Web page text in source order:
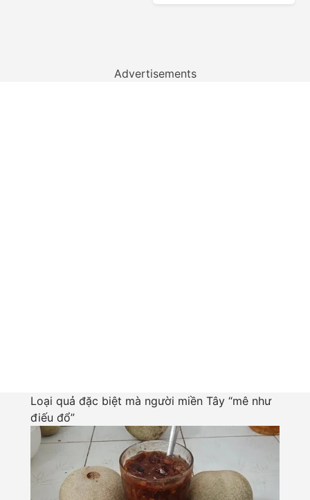
Advertisements
Loại quả đặc biệt mà người miền Tây “mê như
điếu đổ”